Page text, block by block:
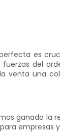
es
del
venta una
ganado la
empresas